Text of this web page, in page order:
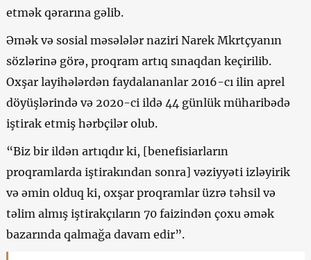
etmək qərarına gəlib.
Əmək və sosial məsələlər naziri Narek Mkrtçyanın
sözlərinə görə, proqram artıq sınaqdan keçirilib.
Oxşar layihələrdən faydalananlar 2016-cı ilin aprel
döyüşlərində və 2020-ci ildə 44 günlük müharibədə
iştirak etmiş hərbçilər olub.
“Biz bir ildən artıqdır ki, [benefisiarların
proqramlarda iştirakından sonra] vəziyyəti izləyirik
və əmin olduq ki, oxşar proqramlar üzrə təhsil və
təlim almış iştirakçıların 70 faizindən çoxu əmək
bazarında qalmağa davam edir”.